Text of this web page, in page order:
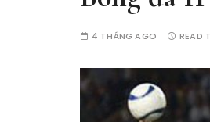
4 THÁNG AGO READ